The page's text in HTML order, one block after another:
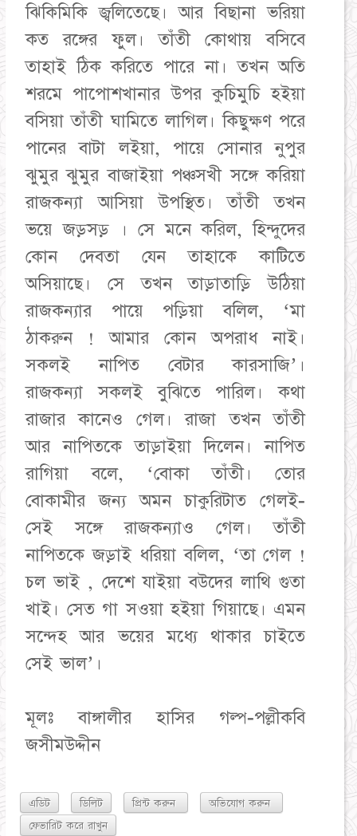
ঝিকিমিকি জ্বলিতেছে। আর বিছানা ভরিয়া
কত রঙ্গের ফুল। তাঁতী কোথায় বসিবে
তাহাই ঠিক করিতে পারে না। তখন অতি
শরমে পাপোশখানার উপর কুচিমুচি হইয়া
বসিয়া তাঁতী ঘামিতে লাগিল। কিছুক্ষণ পরে
পানের বাটা লইয়া, পায়ে সোনার নুপুর
ঝুমুর ঝুমুর বাজাইয়া পঞ্চসখী সঙ্গে করিয়া
রাজকন্যা আসিয়া উপস্থিত। তাঁতী তখন
ভয়ে জড়সড় । সে মনে করিল, হিন্দুদের
কোন দেবতা যেন তাহাকে কাটিতে
অসিয়াছে। সে তখন তাড়াতাড়ি উঠিয়া
রাজকন্যার পায়ে পড়িয়া বলিল, ‘মা
ঠাকরুন ! আমার কোন অপরাধ নাই।
সকলই নাপিত বেটার কারসাজি’।
রাজকন্যা সকলই বুঝিতে পারিল। কথা
রাজার কানেও গেল। রাজা তখন তাঁতী
আর নাপিতকে তাড়াইয়া দিলেন। নাপিত
রাগিয়া বলে, ‘বোকা তাঁতী। তোর
বোকামীর জন্য অমন চাকুরিটাত গেলই-
সেই সঙ্গে রাজকন্যাও গেল। তাঁতী
নাপিতকে জড়াই ধরিয়া বলিল, ‘তা গেল !
চল ভাই , দেশে যাইয়া বউদের লাথি গুতা
খাই। সেত গা সওয়া হইয়া গিয়াছে। এমন
সন্দেহ আর ভয়ের মধ্যে থাকার চাইতে
সেই ভাল’।
মূলঃ বাঙ্গালীর হাসির গল্প-পল্লীকবি
জসীমউদ্দীন
এডিট ডিলিট প্রিন্ট করুন অভিযোগ করুন